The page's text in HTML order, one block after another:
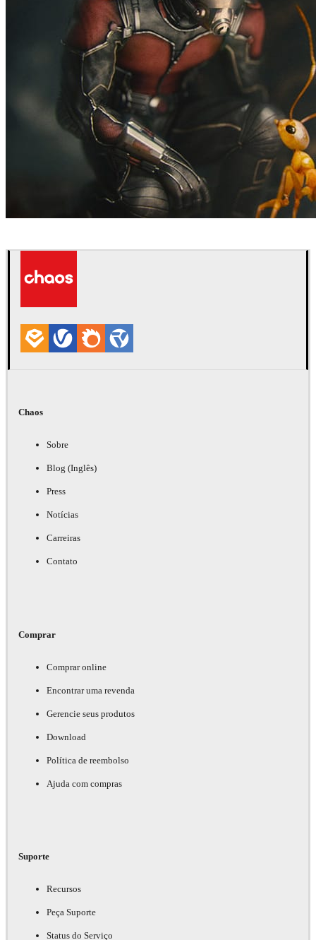
Chaos
Sobre
Blog (Inglês)
Press
Notícias
Carreiras
Contato
Comprar
Comprar online
Encontrar uma revenda
Gerencie seus produtos
Download
Política de reembolso
Ajuda com compras
Suporte
Recursos
Peça Suporte
Status do Serviço